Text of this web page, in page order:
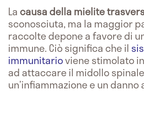
Lacausa della mielite
sconosciuta, ma la maggior
raccolte depone a favore di
immune. Ciò significa che il
immunitarioviene stimolato
ad attaccare il midollo
un’infiammazione e un danno